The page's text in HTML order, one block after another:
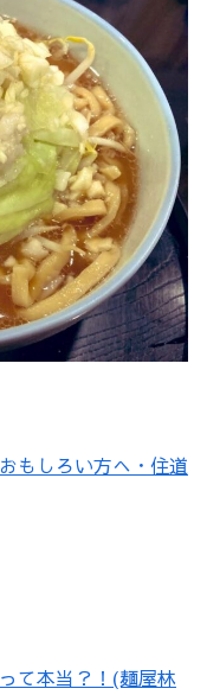
もしろい方へ・住道
て本当？！(麺屋林